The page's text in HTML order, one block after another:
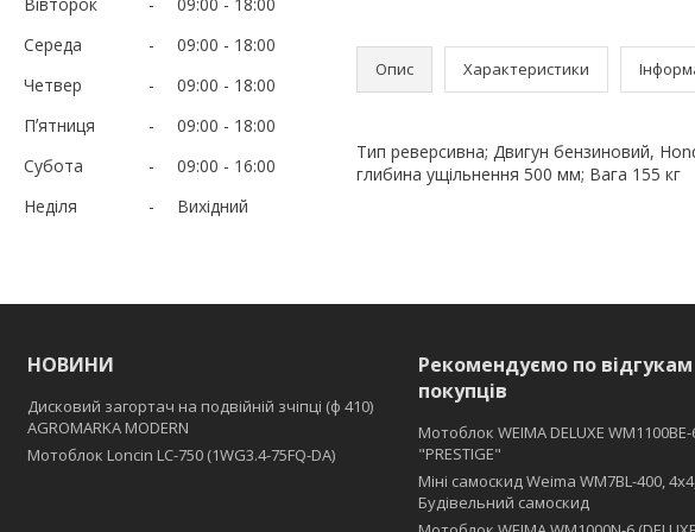
Середа
09:00
18:00
Четвер
09:00
18:00
Пʼятниця
09:00
18:00
Субота
09:00
16:00
Неділя
Вихідний
Опис Характеристики
Тип реверсивна; Двигун бензиновий,
глибина ущільнення 500 мм; Вага 155 кг
НОВИНИ
Дисковий загортач на подвійній зчіпці (ф 410)
АGROMARKA MODERN
Мотоблок Loncin LC-750 (1WG3.4-75FQ-DA)
Рекомендуємо по відгукам
покупців
Мотоблок WEIMA DELUXE
"PRESTIGE"
Міні самоскид Weima WM7BL-400,
Будівельний самоскид